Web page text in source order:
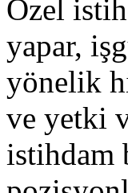
Özel
yapar,
yönelik
ve yetki
istihdam